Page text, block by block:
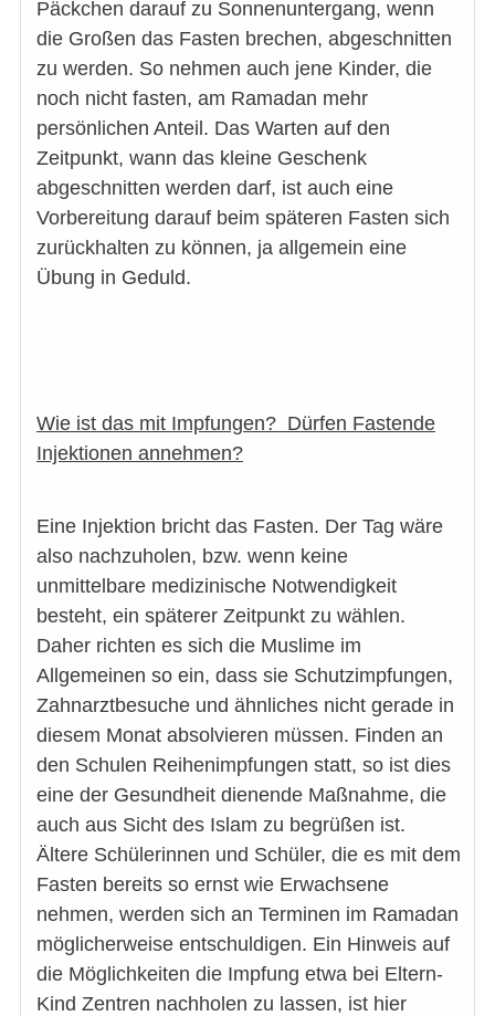
Päckchen darauf zu Sonnenuntergang, wenn
die Großen das Fasten brechen, abgeschnitten
zu werden. So nehmen auch jene Kinder, die
noch nicht fasten, am Ramadan mehr
persönlichen Anteil. Das Warten auf den
Zeitpunkt, wann das kleine Geschenk
abgeschnitten werden darf, ist auch eine
Vorbereitung darauf beim späteren Fasten sich
zurückhalten zu können, ja allgemein eine
Übung in Geduld.
Wie ist das mit Impfungen? Dürfen Fastende
Injektionen annehmen?
Eine Injektion bricht das Fasten. Der Tag wäre
also nachzuholen, bzw. wenn keine
unmittelbare medizinische Notwendigkeit
besteht, ein späterer Zeitpunkt zu wählen.
Daher richten es sich die Muslime im
Allgemeinen so ein, dass sie Schutzimpfungen,
Zahnarztbesuche und ähnliches nicht gerade in
diesem Monat absolvieren müssen. Finden an
den Schulen Reihenimpfungen statt, so ist dies
eine der Gesundheit dienende Maßnahme, die
auch aus Sicht des Islam zu begrüßen ist.
Ältere Schülerinnen und Schüler, die es mit dem
Fasten bereits so ernst wie Erwachsene
nehmen, werden sich an Terminen im Ramadan
möglicherweise entschuldigen. Ein Hinweis auf
die Möglichkeiten die Impfung etwa bei Eltern-
Kind Zentren nachholen zu lassen, ist hier